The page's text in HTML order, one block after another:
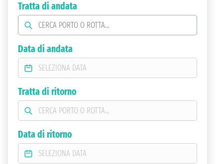
Tratta di andata
Data di andata
Tratta di ritorno
Data di ritorno